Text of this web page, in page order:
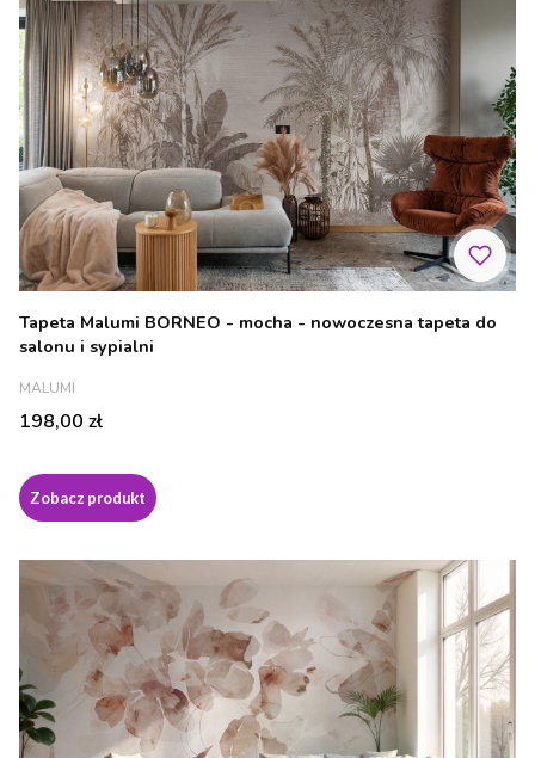
Tapeta Malumi BORNEO - mocha - nowoczesna tapeta do
salonu i sypialni
PRODUCENT
MALUMI
Cena
198,00 zł
Zobacz produkt